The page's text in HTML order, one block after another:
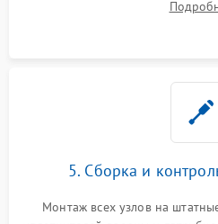
управления, восстановление
5. Сборка и
Монтаж всех узлов на